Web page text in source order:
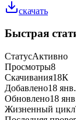
скачать
Быстрая
СтатусАктивно
Просмотры8
Скачивания18К
Добавлено18
Обновлено18
Жизненный цикл